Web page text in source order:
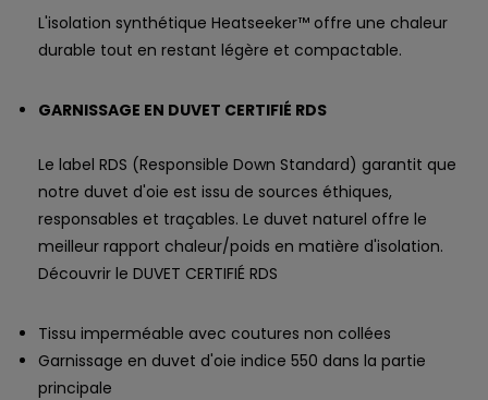
L'isolation synthétique Heatseeker™ offre une chaleur
durable tout en restant légère et compactable.
GARNISSAGE EN DUVET CERTIFIÉ RDS
Le label RDS (Responsible Down Standard) garantit que
notre duvet d'oie est issu de sources éthiques,
responsables et traçables. Le duvet naturel offre le
meilleur rapport chaleur/poids en matière d'isolation.
Découvrir le DUVET CERTIFIÉ RDS
Tissu imperméable avec coutures non collées
Garnissage en duvet d'oie indice 550 dans la partie
principale